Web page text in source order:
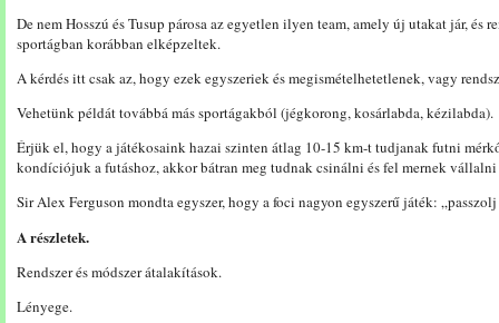
De nem Hosszú és Tusup párosa az egyetlen ilyen team, amely új utakat jár, és
sportágban korábban elképzeltek.
A kérdés itt csak az, hogy ezek egyszeriek és megismételhetetlenek, vagy
Vehetünk példát továbbá más sportágakból (jégkorong, kosárlabda, kézilabda).
Érjük el, hogy a játékosaink hazai szinten átlag 10-15 km-t tudjanak futni
kondíciójuk a futáshoz, akkor bátran meg tudnak csinálni és fel mernek
Sir Alex Ferguson mondta egyszer, hogy a foci nagyon egyszerű játék: „passzolj
A részletek.
Rendszer és módszer átalakítások.
Lényege.